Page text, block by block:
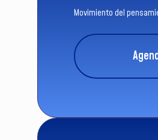
Movimiento del